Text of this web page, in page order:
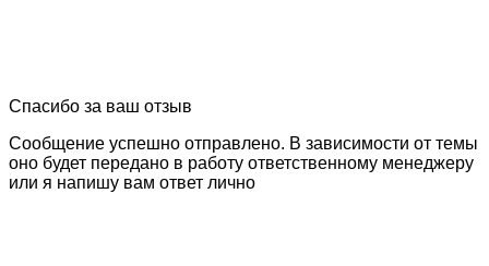
Спасибо за ваш отзыв
Сообщение успешно отправлено. В зависимости от темы
оно будет передано в работу ответственному менеджеру
или я напишу вам ответ лично